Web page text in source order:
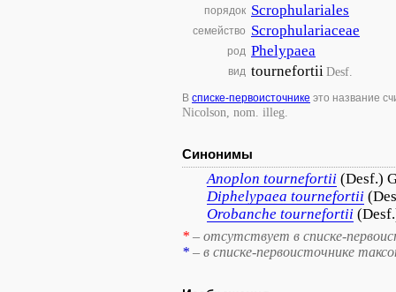
порядок Scrophulariales
семейство Scrophulariaceae
род Phelypaea
вид tournefortiiDesf.
В списке-первоисточнике это название
Nicolson, nom. illeg.
Синонимы
Anoplon tournefortii (Desf.)
Diphelypaea tournefortii
Orobanche tournefortii
* – отсутствует в списке-
* – в списке-первоисточнике